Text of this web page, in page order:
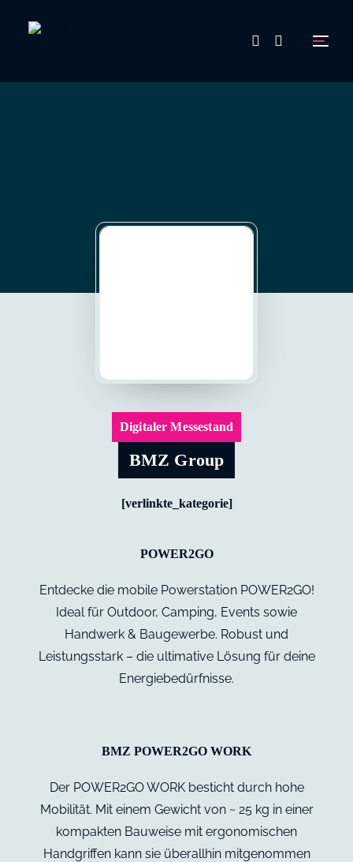
Digitaler Messestand
BMZ Group
[verlinkte_kategorie]
POWER2GO
Entdecke die mobile Powerstation POWER2GO!
Ideal für Outdoor, Camping, Events sowie
Handwerk & Baugewerbe. Robust und
Leistungsstark – die ultimative Lösung für deine
Energiebedürfnisse.
BMZ POWER2GO WORK
Der POWER2GO WORK besticht durch hohe
Mobilität. Mit einem Gewicht von ~ 25 kg in einer
kompakten Bauweise mit ergonomischen
Handgriffen kann sie überallhin mitgenommen